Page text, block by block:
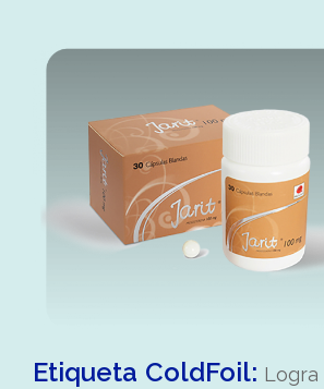
Etiqueta ColdFoil: Logra